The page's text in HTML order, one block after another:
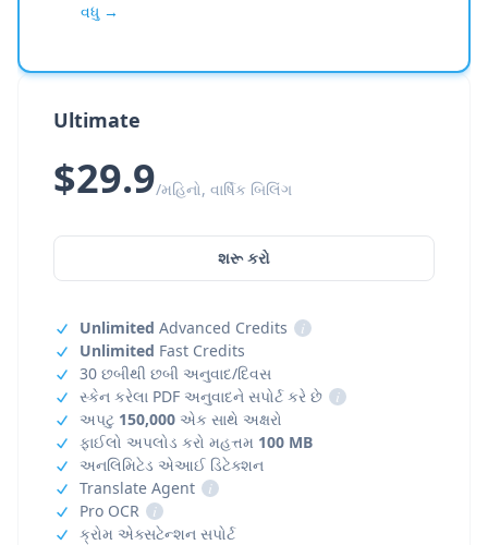
વધુ →
Ultimate
$29.9/મહિનો, વાર્ષિક બિલિંગ
શરૂ કરો
Unlimited Advanced Credits
i
Unlimited Fast Credits
30 છબીથી છબી અનુવાદ/દિવસ
સ્કેન કરેલા PDF અનુવાદને સપોર્ટ કરે છે
i
અપટુ 150,000 એક સાથે અક્ષરો
ફાઈલો અપલોડ કરો મહત્તમ 100 MB
અનલિમિટેડ એઆઈ ડિટેક્શન
Translate Agent
i
Pro OCR
i
ક્રોમ એક્સટેન્શન સપોર્ટ